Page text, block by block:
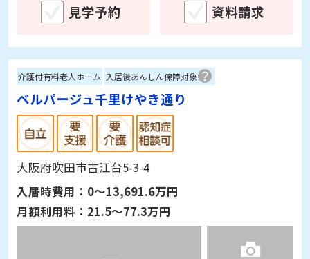
見学予約 資料請求
介護付有料老人ホーム 入居後あんしん保障対象
ベルパージュ千里けやき通り
大阪府吹田市古江台5-3-4
入居時費用： 0～13,691.6万円
月額利用料： 21.5～77.3万円